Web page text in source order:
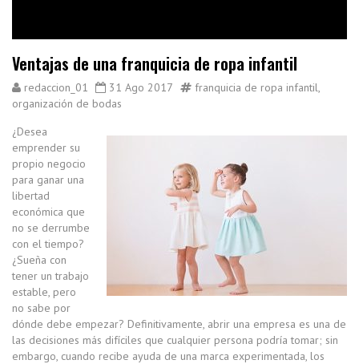
Ventajas de una franquicia de ropa infantil
redaccion_01 31 Ago 2017 franquicia de ropa infantil,
organización de bodas
¿Desea
emprender su
propio negocio
para ganar una
libertad
económica que
no se derrumbe
con el tiempo?
¿Sueña con
tener un trabajo
estable, pero
no sabe por
dónde debe empezar? Definitivamente, abrir una empresa es una de
las decisiones más difíciles que cualquier persona podría tomar; sin
embargo, cuando recibe ayuda de una marca experimentada, los